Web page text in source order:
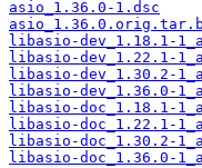
asio_1.36.0-1.dsc
libasio-dev_1.18.1-
libasio-dev_1.22.1-
libasio-dev_1.30.2-
libasio-dev_1.36.0-
libasio-doc_1.18.1-
libasio-doc_1.22.1-
libasio-doc_1.30.2-
libasio-doc_1.36.0-